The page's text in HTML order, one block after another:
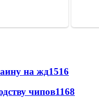
на жд1516
чипов1168